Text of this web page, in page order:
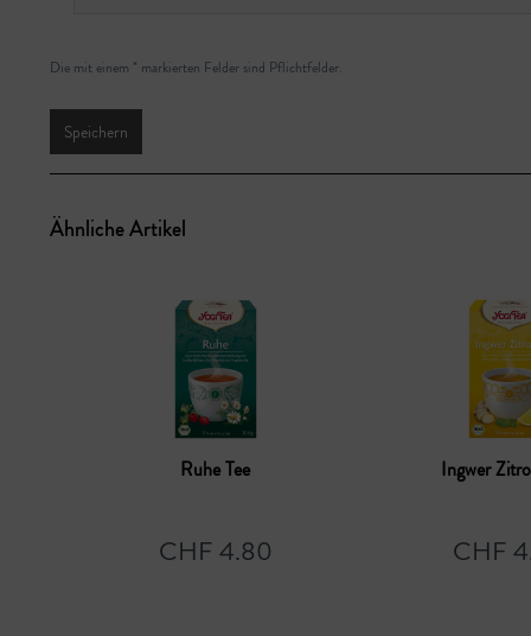
Die mit einem * markierten Felder sind Pflichtfelder.
Speichern
Ähnliche Artikel
Ruhe Tee
CHF 4.80
Ingwer
CHF